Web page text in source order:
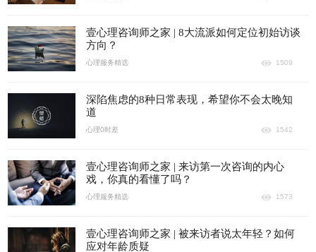
壹心理咨询师之家 | 8大流派如何定位初始访谈
方向？
心理服务精选 1509
深陷焦虑的8种日常表现，希望你不会太晚知
道
心理0时差 1542
壹心理咨询师之家 | 来访第一次咨询的内心
戏，你真的看懂了吗？
心理服务精选 1573
壹心理咨询师之家 | 被来访者说太年轻？如何
应对年龄质疑